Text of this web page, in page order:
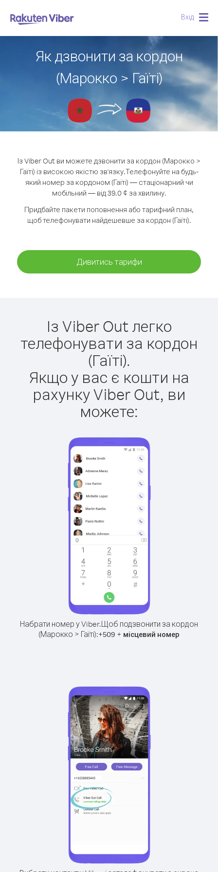
Вхід
Як дзвонити за кордон
(Марокко > Гаїті)
Із Viber Out ви можете дзвонити за кордон (Марокко >
Гаїті) із високою якістю зв'язку.Телефонуйте на будь-
який номер за кордоном (Гаїті) — стаціонарний чи
мобільний — від 39.0 ¢ за хвилину.
Придбайте пакети поповнення або тарифний план,
щоб телефонувати найдешевше за кордон (Гаїті).
Дивитись тарифи
Із Viber Out легко
телефонувати за кордон
(Гаїті).
Якщо у вас є кошти на
рахунку Viber Out, ви
можете:
Набрати номер у Viber.Щоб подзвонити за кордон
(Марокко > Гаїті):+509 + місцевий номер